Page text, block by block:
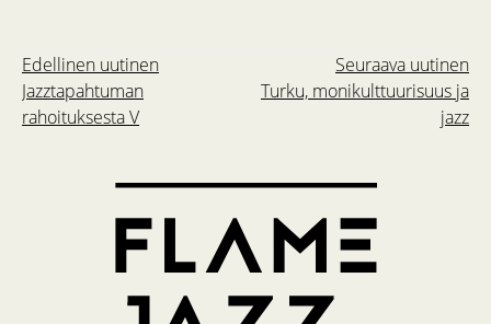
Seuraava uutinen
Turku, monikulttuurisuus ja
jazz
Edellinen uutinen
Jazztapahtuman
rahoituksesta V